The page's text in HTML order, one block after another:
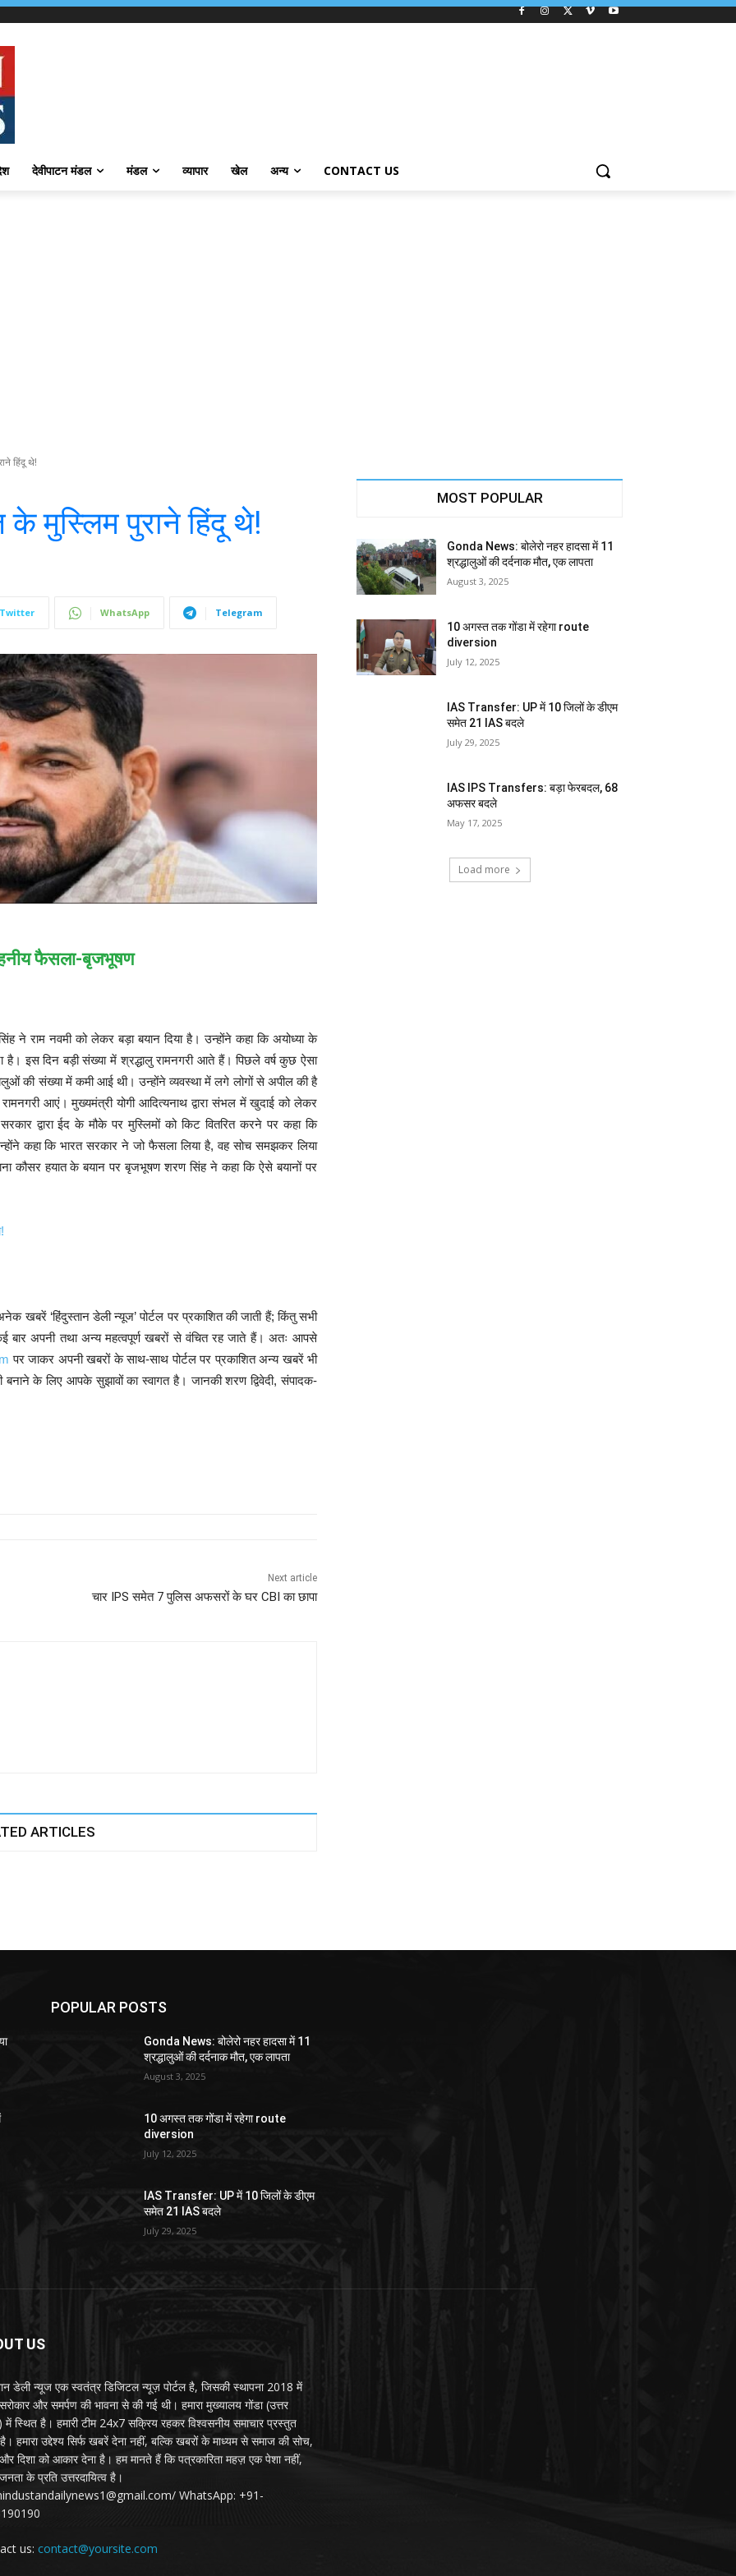
देवीपाटन मंडल मंडल व्यापार खेल अन्य CONTACT US
हिंदू थे!
मुस्लिम पुराने हिंदू थे!
Twitter WhatsApp Telegram
फैसला-बृजभूषण
राम नवमी को लेकर बड़ा बयान दिया है। उन्होंने कहा कि अयोध्या के
है। इस दिन बड़ी संख्या में श्रद्धालु रामनगरी आते हैं। पिछले वर्ष कुछ ऐसा
की संख्या में कमी आई थी। उन्होंने व्यवस्था में लगे लोगों से अपील की है
आएं। मुख्यमंत्री योगी आदित्यनाथ द्वारा संभल में खुदाई को लेकर
द्वारा ईद के मौके पर मुस्लिमों को किट वितरित करने पर कहा कि
कहा कि भारत सरकार ने जो फैसला लिया है, वह सोच समझकर लिया
कौसर हयात के बयान पर बृजभूषण शरण सिंह ने कहा कि ऐसे बयानों पर
खबरें ‘हिंदुस्तान डेली न्यूज’ पोर्टल पर प्रकाशित की जाती हैं; किंतु सभी
अपनी तथा अन्य महत्वपूर्ण खबरों से वंचित रह जाते हैं। अतः आपसे
पर जाकर अपनी खबरों के साथ-साथ पोर्टल पर प्रकाशित अन्य खबरें भी
के लिए आपके सुझावों का स्वागत है। जानकी शरण द्विवेदी, संपादक-
Next article
चार IPS समेत 7 पुलिस अफसरों के घर CBI का छापा
ARTICLES
MOST POPULAR
Gonda News: बोलेरो नहर हादसा में 11
श्रद्धालुओं की दर्दनाक मौत, एक लापता
August 3, 2025
10 अगस्त तक गोंडा में रहेगा route
diversion
July 12, 2025
IAS Transfer: UP में 10 जिलों के डीएम
समेत 21 IAS बदले
July 29, 2025
IAS IPS Transfers: बड़ा फेरबदल, 68
अफसर बदले
May 17, 2025
Load more
POPULAR POSTS
Gonda News: बोलेरो नहर हादसा में 11
श्रद्धालुओं की दर्दनाक मौत, एक लापता
August 3, 2025
10 अगस्त तक गोंडा में रहेगा route
diversion
July 12, 2025
IAS Transfer: UP में 10 जिलों के डीएम
समेत 21 IAS बदले
July 29, 2025
US
डेली न्यूज एक स्वतंत्र डिजिटल न्यूज़ पोर्टल है, जिसकी स्थापना 2018 में
और समर्पण की भावना से की गई थी। हमारा मुख्यालय गोंडा (उत्तर
में स्थित है। हमारी टीम 24x7 सक्रिय रहकर विश्वसनीय समाचार प्रस्तुत
हमारा उद्देश्य सिर्फ खबरें देना नहीं, बल्कि खबरों के माध्यम से समाज की सोच,
दिशा को आकार देना है। हम मानते हैं कि पत्रकारिता महज़ एक पेशा नहीं,
के प्रति उत्तरदायित्व है।
WhatsApp: +91-
us: contact@yoursite.com